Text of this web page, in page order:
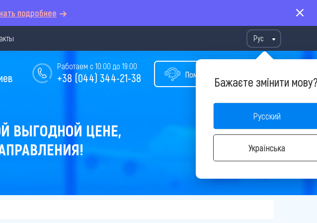
подробнее
Рус
Бажаєте змінити
Русский
Українська
Помощь в подборе тура
Работаем с 10:00 до 19:00
+38 (044) 344-21-38
ВЫГОДНОЙ ЦЕНЕ,